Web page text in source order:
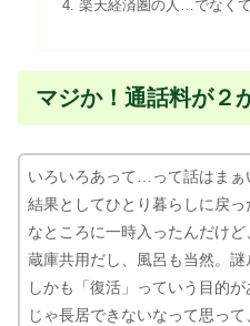
楽天経済圏の人…でなく
マジか！通話料が２
いろいろあって…って話はまぁ
結果としてひとり暮らしに戻
なところに一時入ったんだけ
蔵庫共用だし、風呂も当然。謎
しかも「復活」っていう目的が
じゃ長居できないなって思っ